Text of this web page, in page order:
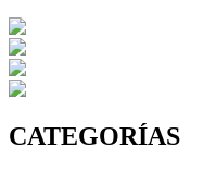
CATEGORÍAS